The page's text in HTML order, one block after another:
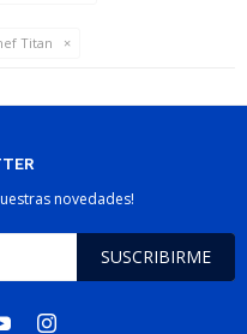
Titan
novedades!
SUSCRIBIRME
